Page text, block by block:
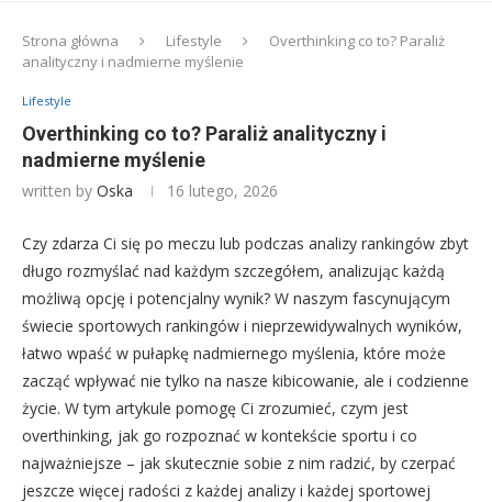
Strona główna Lifestyle
Overthinking co to? Paraliż
analityczny i nadmierne myślenie
Lifestyle
Overthinking co to? Paraliż analityczny i
nadmierne myślenie
written by Oska 16 lutego, 2026
Czy zdarza Ci się po meczu lub podczas analizy rankingów zbyt
długo rozmyślać nad każdym szczegółem, analizując każdą
możliwą opcję i potencjalny wynik? W naszym fascynującym
świecie sportowych rankingów i nieprzewidywalnych wyników,
łatwo wpaść w pułapkę nadmiernego myślenia, które może
zacząć wpływać nie tylko na nasze kibicowanie, ale i codzienne
życie. W tym artykule pomogę Ci zrozumieć, czym jest
overthinking, jak go rozpoznać w kontekście sportu i co
najważniejsze – jak skutecznie sobie z nim radzić, by czerpać
jeszcze więcej radości z każdej analizy i każdej sportowej